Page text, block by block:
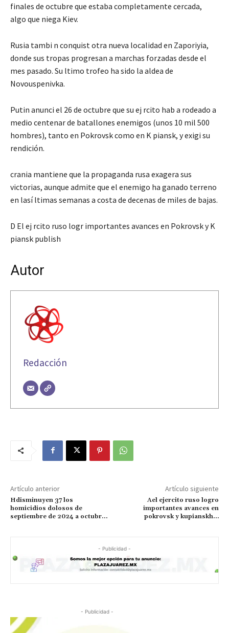
finales de octubre que estaba completamente cercada,
algo que niega Kiev.
Rusia tambi n conquist otra nueva localidad en Zaporiyia,
donde sus tropas progresan a marchas forzadas desde el
mes pasado. Su ltimo trofeo ha sido la aldea de
Novouspenivka.
Putin anunci el 26 de octubre que su ej rcito hab a rodeado a
medio centenar de batallones enemigos (unos 10 mil 500
hombres), tanto en Pokrovsk como en K piansk, y exigi su
rendición.
crania mantiene que la propaganda rusa exagera sus
victorias, aunque admite que el enemigo ha ganado terreno
en lasí ltimas semanas a costa de decenas de miles de bajas.
D El ej rcito ruso logr importantes avances en Pokrovsk y K
piansk publish
Autor
Redacción
Artículo anterior
Hdisminuyen 37 los
homicidios dolosos de
septiembre de 2024 a octubr…
Artículo siguiente
Ael ejercito ruso logro
importantes avances en
pokrovsk y kupianskh…
- Publicidad -
- Publicidad -